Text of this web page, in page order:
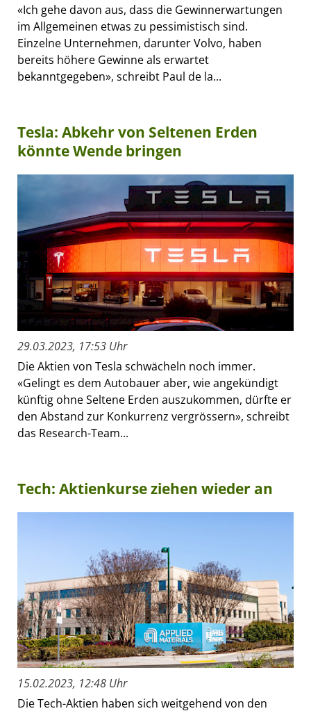
«Ich gehe davon aus, dass die Gewinnerwartungen
im Allgemeinen etwas zu pessimistisch sind.
Einzelne Unternehmen, darunter Volvo, haben
bereits höhere Gewinne als erwartet
bekanntgegeben», schreibt Paul de la...
Tesla: Abkehr von Seltenen Erden
könnte Wende bringen
29.03.2023, 17:53 Uhr
Die Aktien von Tesla schwächeln noch immer.
«Gelingt es dem Autobauer aber, wie angekündigt
künftig ohne Seltene Erden auszukommen, dürfte er
den Abstand zur Konkurrenz vergrössern», schreibt
das Research-Team...
Tech: Aktienkurse ziehen wieder an
15.02.2023, 12:48 Uhr
Die Tech-Aktien haben sich weitgehend von den